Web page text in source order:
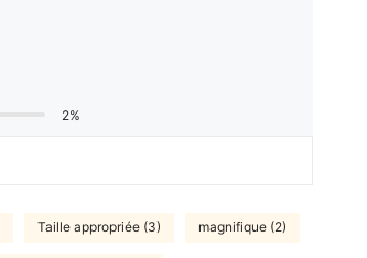
2%
Taille appropriée (3) magnifique (2)